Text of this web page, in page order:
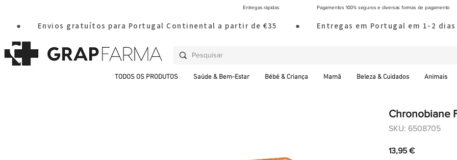
Entregas rápidas Pagamentos 100% seguros e diversas formas de pagamento
●       Envios gratuítos para Portugal Continental a partir de €35        ●       Entregas em Portugal em 1-
TODOS OS PRODUTOS Saúde & Bem-Estar Bébé & Criança Mamã Beleza & Cuidados Animais
Chronobiane
SKU: 6508705
13,95 €Preço